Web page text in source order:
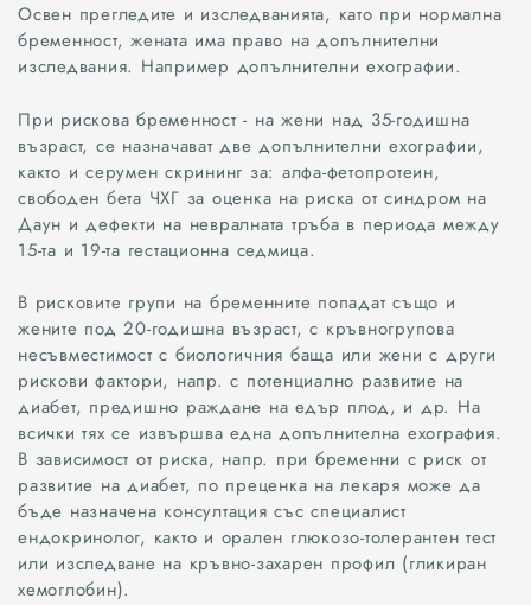
Всички
Варна
Шумен
Освен прегледите и изследванията, като при нормална
бременност, жената има право на допълнителни
изследвания. Например допълнителни ехографии.
При рискова бременност - на жени над 35-годишна
възраст, се назначават две допълнителни ехографии,
както и серумен скрининг за: алфа-фетопротеин,
свободен бета ЧХГ за оценка на риска от синдром на
Даун и дефекти на невралната тръба в периода между
15-та и 19-та гестационна седмица.
В рисковите групи на бременните попадат също и
жените под 20-годишна възраст, с кръвногрупова
несъвместимост с биологичния баща или жени с други
рискови фактори, напр. с потенциално развитие на
диабет, предишно раждане на едър плод, и др. На
всички тях се извършва една допълнителна ехография.
В зависимост от риска, напр. при бременни с риск от
развитие на диабет, по преценка на лекаря може да
бъде назначена консултация със специалист
ендокринолог, както и орален глюкозо-толерантен тест
или изследване на кръвно-захарен профил (гликиран
хемоглобин).